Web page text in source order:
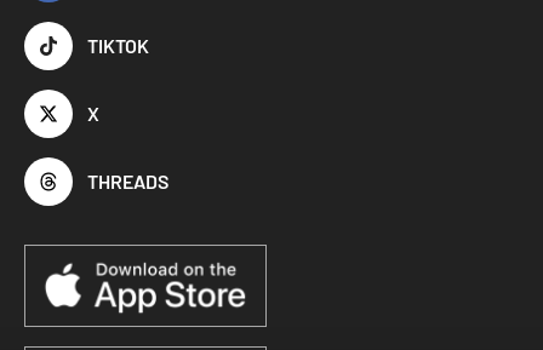
TIKTOK
X
THREADS